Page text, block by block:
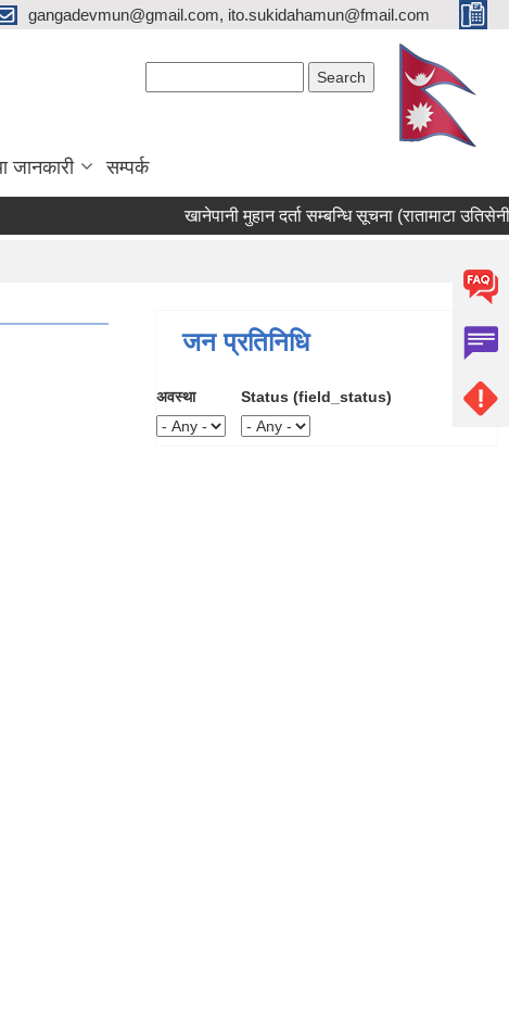
gangadevmun@gmail.com, ito.sukidahamun@fmail.com
जानकारी सम्पर्क
खानेपानी मुहान दर्ता सम्बन्धि सूचना (रातामाटा
जन प्रतिनिधि
अवस्था Status (field_status)